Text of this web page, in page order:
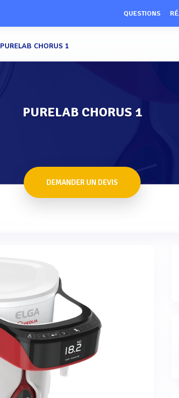
QUESTIONS
PURELAB CHORUS 1
PURELAB CHORUS 1
DEMANDER UN DEVIS